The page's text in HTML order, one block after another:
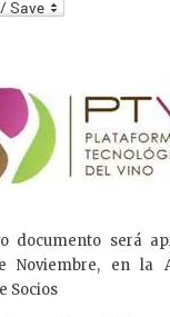
dI
n
documento será
Noviembre, en la
Socios